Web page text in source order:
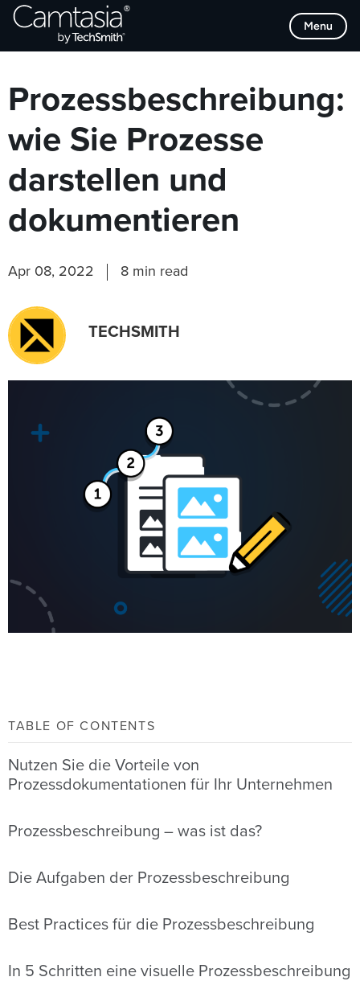
Direkt
zum
Menu
Browse Categories
Prozessbeschreibung:
wie Sie Prozesse
darstellen und
dokumentieren
Apr 08, 2022 8 min read
TECHSMITH
TABLE OF CONTENTS
Nutzen Sie die Vorteile von
Prozessdokumentationen für Ihr Unternehmen
Prozessbeschreibung – was ist das?
Die Aufgaben der Prozessbeschreibung
Best Practices für die Prozessbeschreibung
In 5 Schritten eine visuelle Prozessbeschreibung